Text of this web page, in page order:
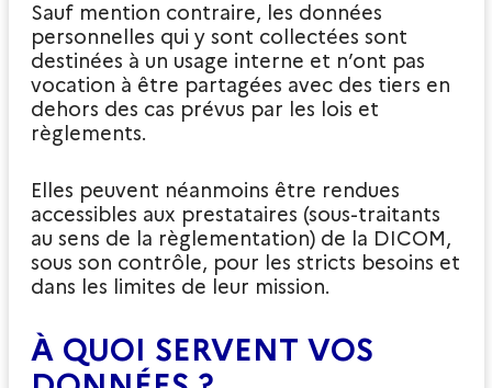
Sauf mention contraire, les données
personnelles qui y sont collectées sont
destinées à un usage interne et n’ont pas
vocation à être partagées avec des tiers en
dehors des cas prévus par les lois et
règlements.
Elles peuvent néanmoins être rendues
accessibles aux prestataires (sous-traitants
au sens de la règlementation) de la DICOM,
sous son contrôle, pour les stricts besoins et
dans les limites de leur mission.
À QUOI SERVENT VOS